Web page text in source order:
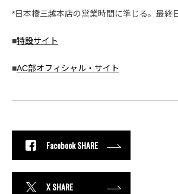
*日本橋三越本店の営業時間に準じる。最終
■特設サイト
■AC部オフィシャル・サイト
Facebook SHARE
X SHARE